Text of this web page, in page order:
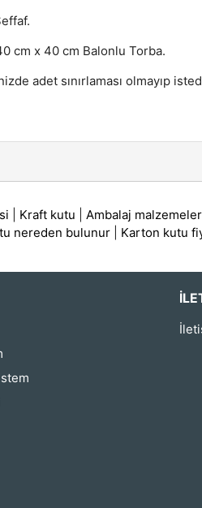
cm x 40 cm Balonlu Torba.
adet sınırlaması olmayıp
Kraft kutu Ambalaj
nereden bulunur Karton kutu